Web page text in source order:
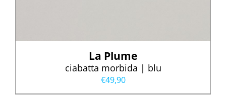
La Plume
ciabatta morbida | blu
€49,90